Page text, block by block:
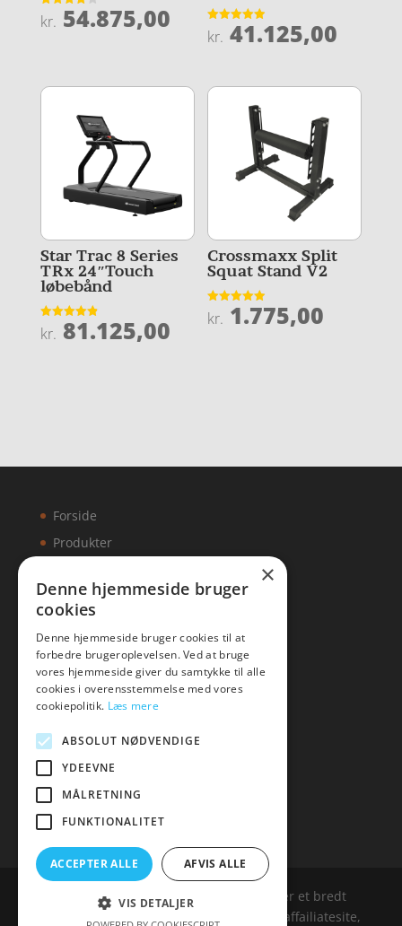
Vurderet
4.1
kr. 54.875,00
Vurderet
4.9
kr. 41.125,00
Star Trac 8 Series
TRx 24″Touch
løbebånd
Vurderet
4.9
kr. 81.125,00
Crossmaxx Split
Squat Stand V2
Vurderet
4.9
kr. 1.775,00
Forside
Produkter
Artikler
Malawigruppen
Mail:hej@malawigruppen.dk
Malawigruppen.dk er siden, der samler et bredt
udvalg af spændende varer. Siden er et affailiatesite,
×
Denne hjemmeside bruger
cookies
Denne hjemmeside bruger cookies til at
forbedre brugeroplevelsen. Ved at bruge
vores hjemmeside giver du samtykke til alle
cookies i overensstemmelse med vores
cookiepolitik. Læs mere
ABSOLUT NØDVENDIGE
YDEEVNE
MÅLRETNING
FUNKTIONALITET
ACCEPTER ALLE AFVIS ALLE
VIS DETALJER